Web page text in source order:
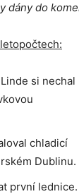
do
si nechal
chladicí
Dublinu.
první lednice.